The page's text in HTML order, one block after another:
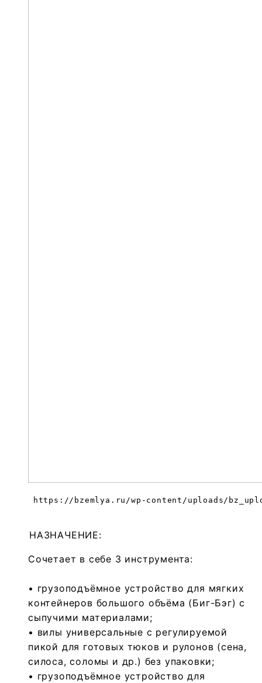
https://bzemlya.ru/wp-content/uploads/
НАЗНАЧЕНИЕ:
Сочетает в себе 3 инструмента:
• грузоподъёмное устройство для мягких
контейнеров большого объёма (Биг-Бэг) с
сыпучими материалами;
• вилы универсальные с регулируемой
пикой для готовых тюков и рулонов (сена,
силоса, соломы и др.) без упаковки;
• грузоподъёмное устройство для